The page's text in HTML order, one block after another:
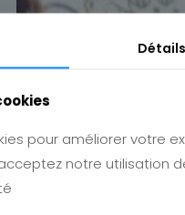
Détails
pour améliorer votre
notre utilisation